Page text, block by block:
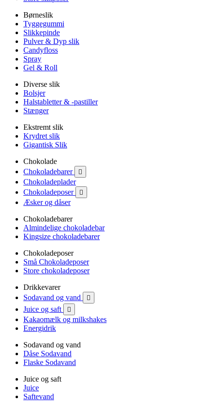
Børneslik
Tyggegummi
Slikkepinde
Pulver & Dyp slik
Candyfloss
Spray
Gel & Roll
Diverse slik
Bolsjer
Halstabletter & -pastiller
Stænger
Ekstremt slik
Krydret slik
Gigantisk Slik
Chokolade
Chokoladebarer

Chokoladeplader
Chokoladeposer

Æsker og dåser
Chokoladebarer
Almindelige chokoladebar
Kingsize chokoladebarer
Chokoladeposer
Små Chokoladeposer
Store chokoladeposer
Drikkevarer
Sodavand og vand

Juice og saft 
Kakaomælk og milkshakes
Energidrik
Sodavand og vand
Dåse Sodavand
Flaske Sodavand
Juice og saft
Juice
Saftevand